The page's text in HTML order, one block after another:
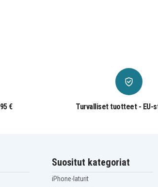
€ Turvalliset tuotteet - EU-
Suositut kategoriat
iPhone-laturit